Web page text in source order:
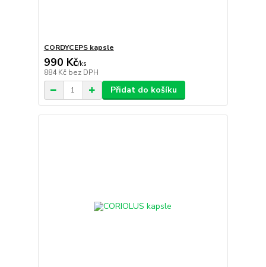
CORDYCEPS kapsle
990 Kč/ks
884 Kč bez DPH
Přidat do košíku